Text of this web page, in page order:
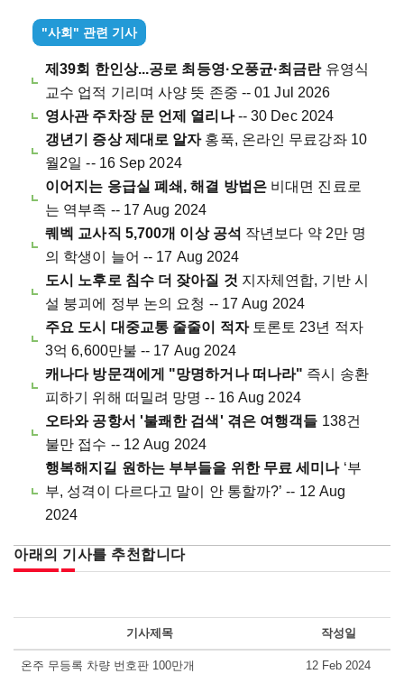
"사회" 관련 기사
제39회 한인상...공로 최등영·오풍균·최금란유영식
교수 업적 기리며 사양 뜻 존중 -- 01 Jul 2026
영사관 주차장 문 언제 열리나-- 30 Dec 2024
갱년기 증상 제대로 알자 홍푹, 온라인 무료강좌 10
월2일 -- 16 Sep 2024
이어지는 응급실 폐쇄, 해결 방법은비대면 진료로
는 역부족 -- 17 Aug 2024
퀘벡 교사직 5,700개 이상 공석 작년보다 약 2만 명
의 학생이 늘어 -- 17 Aug 2024
도시 노후로 침수 더 잦아질 것 지자체연합, 기반 시
설 붕괴에 정부 논의 요청 -- 17 Aug 2024
주요 도시 대중교통 줄줄이 적자토론토 23년 적자
3억 6,600만불 -- 17 Aug 2024
캐나다 방문객에게 "망명하거나 떠나라" 즉시 송환
피하기 위해 떠밀려 망명 -- 16 Aug 2024
오타와 공항서 '불쾌한 검색' 겪은 여행객들 138건
불만 접수 -- 12 Aug 2024
행복해지길 원하는 부부들을 위한 무료 세미나‘부
부, 성격이 다르다고 말이 안 통할까?’ -- 12 Aug
2024
아래의 기사를 추천합니다
기사제목 작성일
온주 무등록 차량 번호판 100만개 12 Feb 2024